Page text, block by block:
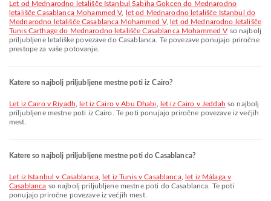
let od Mednarodno letališče Istanbul Sabiha Gokcen do Mednarodno
letališče Casablanca Mohammed V,
let od Mednarodno letališče Istanbul do
Mednarodno letališče Casablanca Mohammed V,
let od Mednarodno letališče
Tunis Carthage do Mednarodno letališče Casablanca Mohammed V so najbolj
priljubljene letališke povezave do Casablanca. Te povezave ponujajo priročne
prestope za vaše potovanje.
Katere so najbolj priljubljene mestne poti iz Cairo?
let iz Cairo v Riyadh let iz Cairo v Abu Dhabi let iz Cairo v Jeddah so najbolj
priljubljene mestne poti iz Cairo. Te poti ponujajo priročne povezave iz večjih
mest.
Katere so najbolj priljubljene mestne poti do Casablanca?
let iz Istanbul v Casablanca, let iz Tunis v Casablanca,
let iz Málaga v
Casablanca so najbolj priljubljene mestne poti do Casablanca. Te poti
ponujajo priročne povezave iz večjih mest.